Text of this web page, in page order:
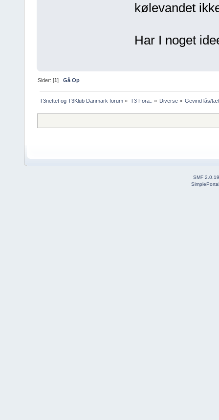
kølevandet
Har I noget
Sider: [1]Gå Op
T3nettet og T3Klub Danmark forum » T3 Fora.. » Diverse» Gevind lås/
SMF 2.0.19